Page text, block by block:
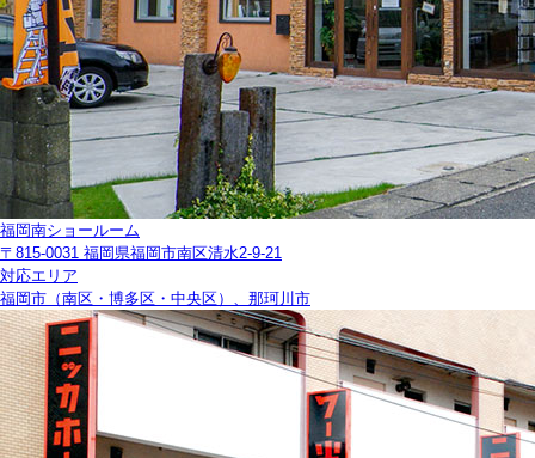
福岡南ショールーム
〒815-0031 福岡県福岡市南区清水2-9-21
対応エリア
福岡市（南区・博多区・中央区）、那珂川市